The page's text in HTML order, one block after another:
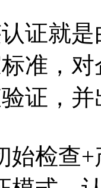
证就
准，
证，
始检查